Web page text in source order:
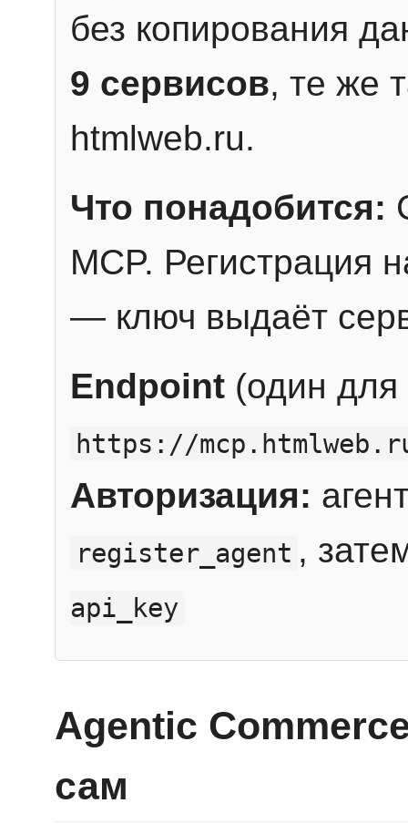
без копирования
9 сервисов, те же
htmlweb.ru.
Что понадобится:
MCP. Регистрация
— ключ выдаёт
Endpoint (один для
https://
Авторизация:
register_agent ,
api_key
Agentic
сам